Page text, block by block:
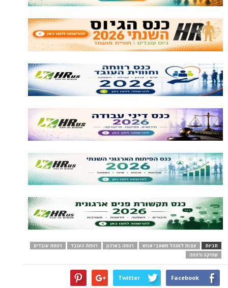
תגיות עצות למנהל משאבי אנוש רווחה בארגון רווחת העובד
רווחת עובדים
שחיקה ורווחה
Facebook
Twitter